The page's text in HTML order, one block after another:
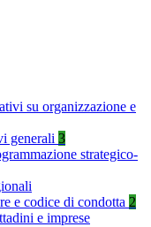
su organizzazione e
generali 3
strategico-
e codice di condotta 2
e imprese